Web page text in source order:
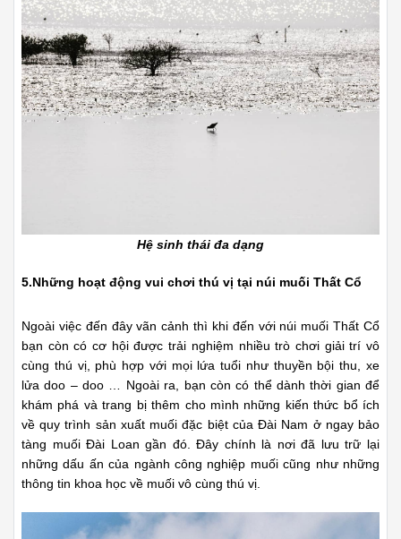
Hệ sinh thái đa dạng
5.Những hoạt động vui chơi thú vị tại núi muối Thất Cổ
Ngoài việc đến đây vãn cảnh thì khi đến với núi muối Thất Cổ
bạn còn có cơ hội được trải nghiệm nhiều trò chơi giải trí vô
cùng thú vị, phù hợp với mọi lứa tuổi như thuyền bội thu, xe
lửa doo – doo … Ngoài ra, bạn còn có thể dành thời gian để
khám phá và trang bị thêm cho mình những kiến thức bổ ích
về quy trình sản xuất muối đặc biệt của Đài Nam ở ngay bảo
tàng muối Đài Loan gần đó. Đây chính là nơi đã lưu trữ lại
những dấu ấn của ngành công nghiệp muối cũng như những
thông tin khoa học về muối vô cùng thú vị.